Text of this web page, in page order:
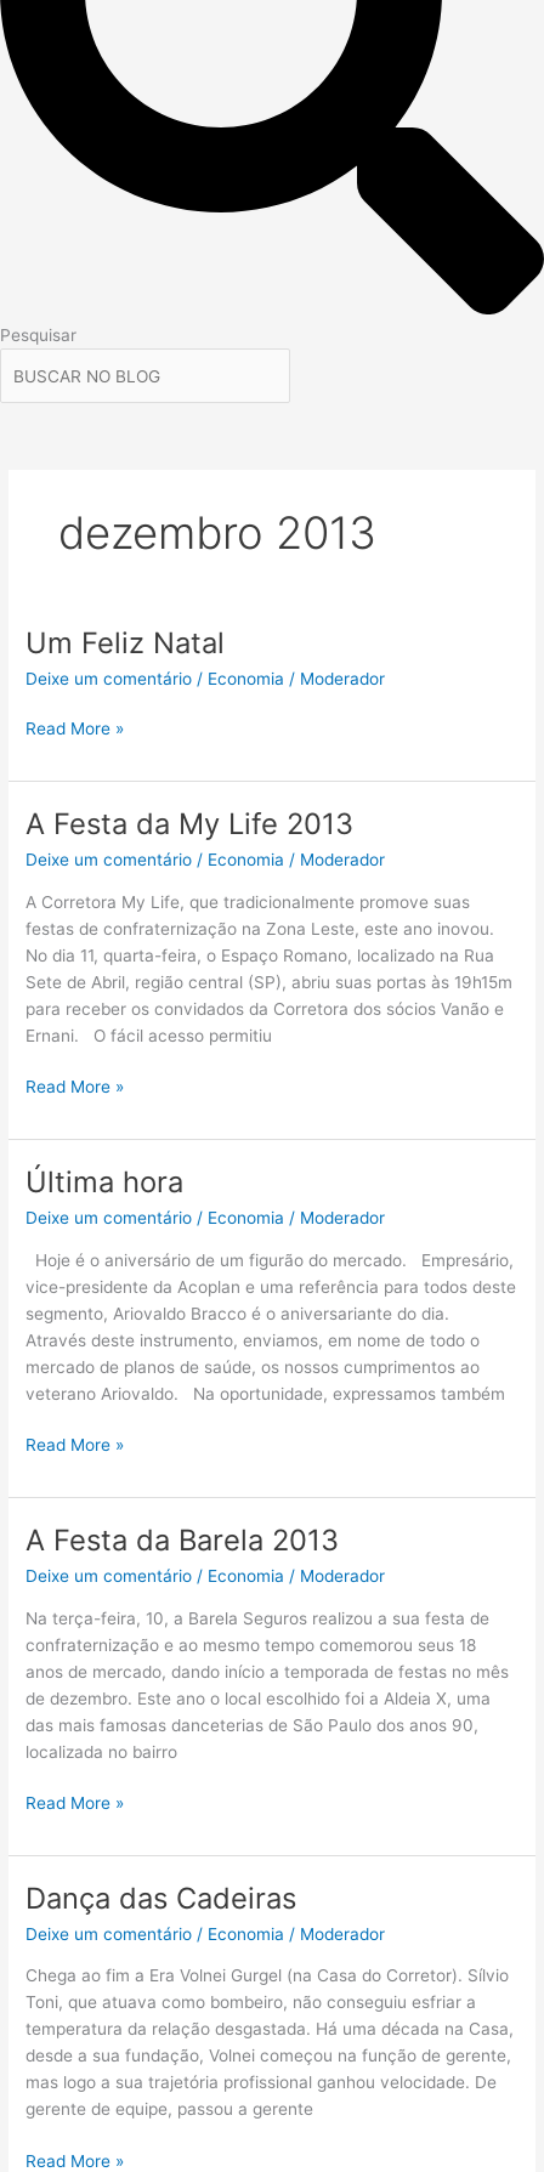
Pesquisar
dezembro 2013
Um Feliz Natal
Deixe um comentário / Economia / Moderador
Um
Natal
Read More »
A Festa da My Life 2013
Deixe um comentário / Economia / Moderador
A Corretora My Life, que tradicionalmente promove suas
festas de confraternização na Zona Leste, este ano inovou.
No dia 11, quarta-feira, o Espaço Romano, localizado na Rua
Sete de Abril, região central (SP), abriu suas portas às 19h15m
para receber os convidados da Corretora dos sócios Vanão e
Ernani. O fácil acesso permitiu
A
da
My
Life
2013
Read More »
Última hora
Deixe um comentário / Economia / Moderador
Hoje é o aniversário de um figurão do mercado. Empresário,
vice-presidente da Acoplan e uma referência para todos deste
segmento, Ariovaldo Bracco é o aniversariante do dia.
Através deste instrumento, enviamos, em nome de todo o
mercado de planos de saúde, os nossos cumprimentos ao
veterano Ariovaldo. Na oportunidade, expressamos também
Última
Read More »
A Festa da Barela 2013
Deixe um comentário / Economia / Moderador
Na terça-feira, 10, a Barela Seguros realizou a sua festa de
confraternização e ao mesmo tempo comemorou seus 18
anos de mercado, dando início a temporada de festas no mês
de dezembro. Este ano o local escolhido foi a Aldeia X, uma
das mais famosas danceterias de São Paulo dos anos 90,
localizada no bairro
A
da
Barela
2013
Read More »
Dança das Cadeiras
Deixe um comentário / Economia / Moderador
Chega ao fim a Era Volnei Gurgel (na Casa do Corretor). Sílvio
Toni, que atuava como bombeiro, não conseguiu esfriar a
temperatura da relação desgastada. Há uma década na Casa,
desde a sua fundação, Volnei começou na função de gerente,
mas logo a sua trajetória profissional ganhou velocidade. De
gerente de equipe, passou a gerente
Dança
Cadeiras
Read More »